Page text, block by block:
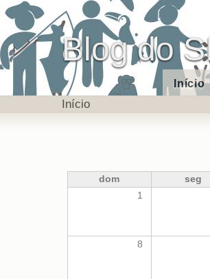
Blog do
Início
Início
dom seg
1
8